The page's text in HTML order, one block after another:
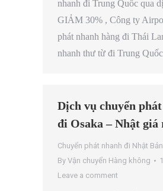
nhanh đi Trung Quốc qua
GIẢM 30% , Công ty
phát nhanh hàng đi Thái
nhanh thư từ đi Trung
Dịch vụ chuyển
đi Osaka – Nhật giá
Chuyển phát nhanh đi Nhật
By Vận chuyển Hàng không
Leave a comment